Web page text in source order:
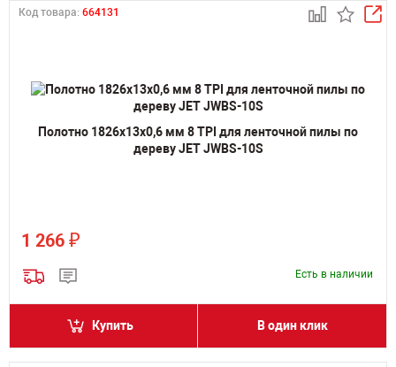
Код товара: 664131
Полотно 1826х13х0,6 мм 8 TPI для ленточной пилы по
дереву JET JWBS-10S
1 266 ₽
Есть в наличии
Купить В один клик